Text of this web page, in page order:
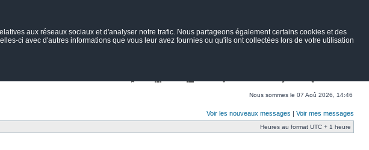
aux réseaux sociaux et d'analyser notre trafic. Nous partageons également certains cookies et des
ci avec d'autres informations que vous leur avez fournies ou qu'ils ont collectées lors de votre utilisation
Nous sommes le 07 Aoû 2026, 14:46
Voir les nouveaux messages | Voir mes messages
Heures au format UTC + 1 heure